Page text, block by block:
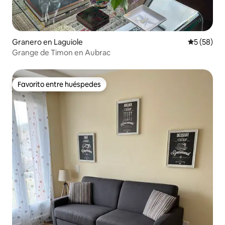
Granero en Laguiole
5 (58)
Grange de Timon en Aubrac
Favorito entre huéspedes
Favorito entre huéspedes